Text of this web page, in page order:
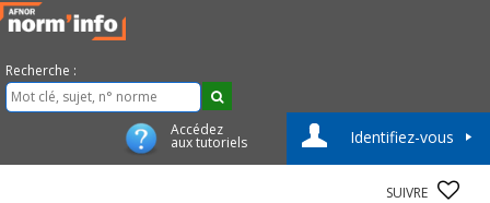
Recherche :
Accédez
aux tutoriels Identifiez-vous
SUIVRE